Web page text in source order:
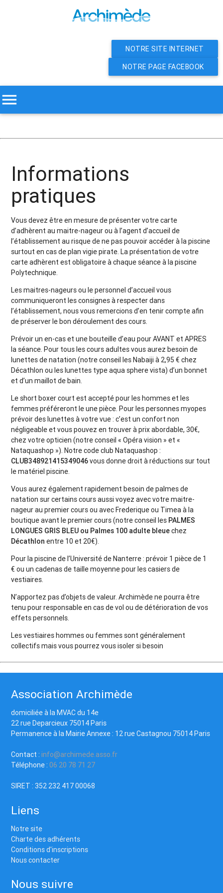
NOTRE SITE INTERNET
NOTRE PAGE FACEBOOK
menu
Informations
pratiques
Vous devez être en mesure de présenter votre carte
d’adhèrent au maitre-nageur ou à l’agent d’accueil de
l’établissement au risque de ne pas pouvoir accéder à la piscine
surtout en cas de plan vigie pirate. La présentation de votre
carte adhèrent est obligatoire à chaque séance à la piscine
Polytechnique.
Les maitres-nageurs ou le personnel d’accueil vous
communiqueront les consignes à respecter dans
l’établissement, nous vous remercions d’en tenir compte afin
de préserver le bon déroulement des cours.
Prévoir un en-cas et une bouteille d’eau pour AVANT et APRES
la séance. Pour tous les cours adultes vous aurez besoin de
lunettes de natation (notre conseil les Nabaiji à 2,95 € chez
Décathlon ou les lunettes type aqua sphere vista) d’un bonnet
et d’un maillot de bain.
Le short boxer court est accepté pour les hommes et les
femmes préféreront le une pièce. Pour les personnes myopes
prévoir des lunettes à votre vue : c’est un confort non
négligeable et vous pouvez en trouver à prix abordable, 30€,
chez votre opticien (notre conseil « Opéra vision » et «
Nataquashop »). Notre code club Nataquashop :
CLUB348921415349046vous donne droit à réductions sur tout
le matériel piscine.
Vous aurez également rapidement besoin de palmes de
natation sur certains cours aussi voyez avec votre maitre-
nageur au premier cours ou avec Frederique ou Timea à la
boutique avant le premier cours (notre conseil les PALMES
LONGUES GRIS BLEU ou Palmes 100 adulte bleuechez
Décathlon entre 10 et 20€).
Pour la piscine de l’Université de Nanterre : prévoir 1 pièce de 1
€ ou un cadenas de taille moyenne pour les casiers de
vestiaires.
N’apportez pas d’objets de valeur. Archimède ne pourra être
tenu pour responsable en cas de vol ou de détérioration de vos
effets personnels.
Les vestiaires hommes ou femmes sont généralement
collectifs mais vous pourrez vous isoler si besoin
Association Archimède
domiciliée à la MVAC du 14e
22 rue Deparcieux 75014 Paris
Permanence à la Mairie Annexe : 12 rue Castagnou 75014 Paris
Contact :info@archimede.asso.fr
Téléphone :06 20 78 71 27
SIRET : 352 232 417 00068
Liens
Notre site
Charte des adhérents
Conditions d'inscriptions
Nous contacter
Nous suivre